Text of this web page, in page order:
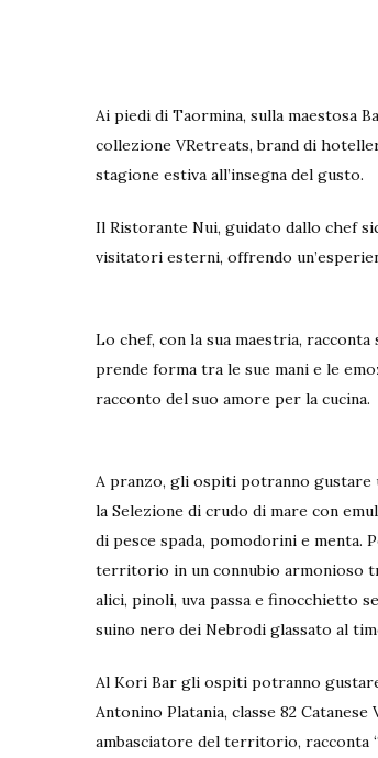
Ai piedi di Taormina, sulla maestosa
collezione VRetreats, brand di
stagione estiva all’insegna del gusto.
Il Ristorante Nui, guidato dallo chef
visitatori esterni, offrendo
Lo chef, con la sua maestria,
prende forma tra le sue mani e le
racconto del suo amore per la cucina.
A pranzo, gli ospiti potranno gustare
la Selezione di crudo di mare con
di pesce spada, pomodorini e menta.
territorio in un connubio armonioso
alici, pinoli, uva passa e finocchietto
suino nero dei Nebrodi glassato al
Al Kori Bar gli ospiti potranno
Antonino Platania, classe 82
ambasciatore del territorio, racconta